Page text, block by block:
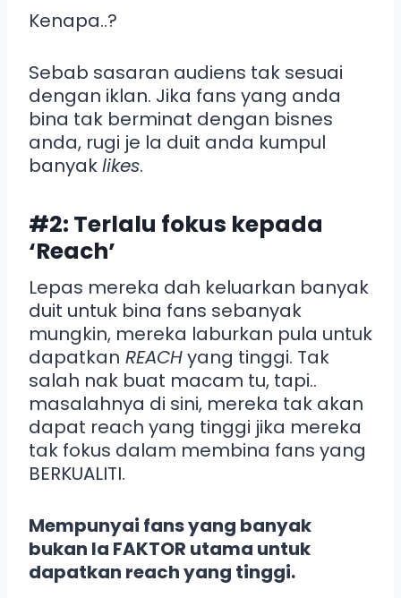
Kenapa..?
Sebab sasaran audiens tak sesuai
dengan iklan. Jika fans yang anda
bina tak berminat dengan bisnes
anda, rugi je la duit anda kumpul
banyaklikes.
#2: Terlalu fokus kepada
‘Reach’
Lepas mereka dah keluarkan banyak
duit untuk bina fans sebanyak
mungkin, mereka laburkan pula untuk
dapatkan REACHyang tinggi. Tak
salah nak buat macam tu, tapi..
masalahnya di sini, mereka tak akan
dapat reach yang tinggi jika mereka
tak fokus dalam membina fans yang
BERKUALITI.
Mempunyai fans yang banyak
bukan la FAKTOR utama untuk
dapatkan reach yang tinggi.